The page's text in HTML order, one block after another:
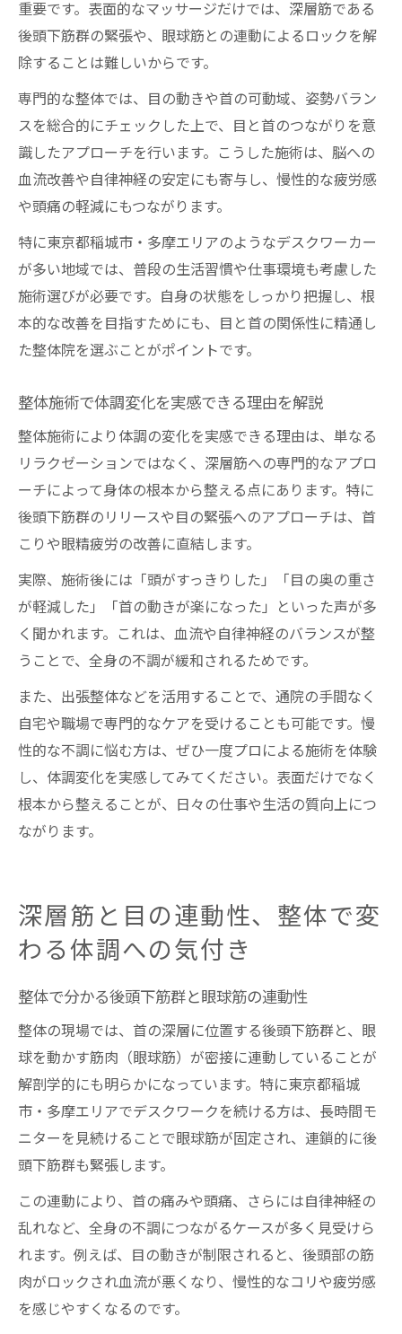
重要です。表面的なマッサージだけでは、深層筋である
後頭下筋群の緊張や、眼球筋との連動によるロックを解
除することは難しいからです。
専門的な整体では、目の動きや首の可動域、姿勢バラン
スを総合的にチェックした上で、目と首のつながりを意
識したアプローチを行います。こうした施術は、脳への
血流改善や自律神経の安定にも寄与し、慢性的な疲労感
や頭痛の軽減にもつながります。
特に東京都稲城市・多摩エリアのようなデスクワーカー
が多い地域では、普段の生活習慣や仕事環境も考慮した
施術選びが必要です。自身の状態をしっかり把握し、根
本的な改善を目指すためにも、目と首の関係性に精通し
た整体院を選ぶことがポイントです。
整体施術で体調変化を実感できる理由を解説
整体施術により体調の変化を実感できる理由は、単なる
リラクゼーションではなく、深層筋への専門的なアプロ
ーチによって身体の根本から整える点にあります。特に
後頭下筋群のリリースや目の緊張へのアプローチは、首
こりや眼精疲労の改善に直結します。
実際、施術後には「頭がすっきりした」「目の奥の重さ
が軽減した」「首の動きが楽になった」といった声が多
く聞かれます。これは、血流や自律神経のバランスが整
うことで、全身の不調が緩和されるためです。
また、出張整体などを活用することで、通院の手間なく
自宅や職場で専門的なケアを受けることも可能です。慢
性的な不調に悩む方は、ぜひ一度プロによる施術を体験
し、体調変化を実感してみてください。表面だけでなく
根本から整えることが、日々の仕事や生活の質向上につ
ながります。
深層筋と目の連動性、整体で変
わる体調への気付き
整体で分かる後頭下筋群と眼球筋の連動性
整体の現場では、首の深層に位置する後頭下筋群と、眼
球を動かす筋肉（眼球筋）が密接に連動していることが
解剖学的にも明らかになっています。特に東京都稲城
市・多摩エリアでデスクワークを続ける方は、長時間モ
ニターを見続けることで眼球筋が固定され、連鎖的に後
頭下筋群も緊張します。
この連動により、首の痛みや頭痛、さらには自律神経の
乱れなど、全身の不調につながるケースが多く見受けら
れます。例えば、目の動きが制限されると、後頭部の筋
肉がロックされ血流が悪くなり、慢性的なコリや疲労感
を感じやすくなるのです。